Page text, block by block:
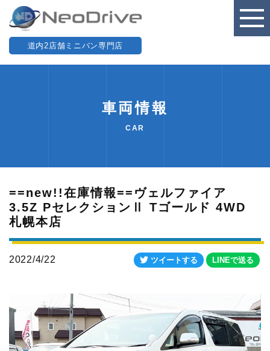
道内2店舗ミニバン専門店
車両情報
CAR
==new!!在庫情報==ヴェルファイア
3.5Z PセレクションⅡ Tゴールド 4WD
札幌本店
2022/4/22 ツイートする LINEで送る